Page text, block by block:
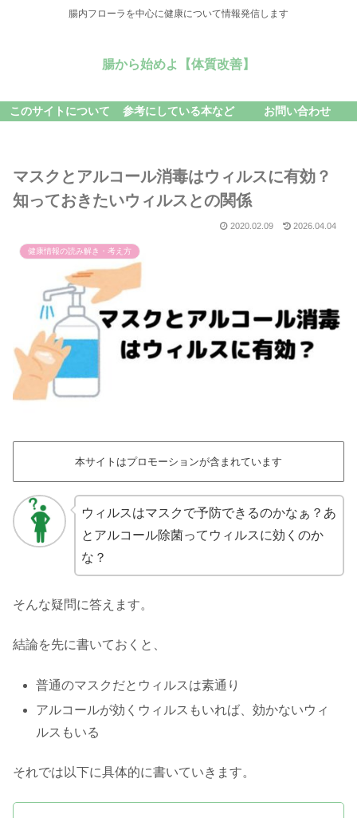
腸内フローラを中心に健康について情報発信します
腸から始めよ【体質改善】
このサイトについて 参考にしている本など お問い合わせ
マスクとアルコール消毒はウィルスに有効？
知っておきたいウィルスとの関係
2020.02.09 2026.04.04
健康情報の読み解き・考え方
本サイトはプロモーションが含まれています
ウィルスはマスクで予防できるのかなぁ？あ
とアルコール除菌ってウィルスに効くのか
な？
そんな疑問に答えます。
結論を先に書いておくと、
普通のマスクだとウィルスは素通り
アルコールが効くウィルスもいれば、効かないウィ
ルスもいる
それでは以下に具体的に書いていきます。